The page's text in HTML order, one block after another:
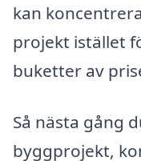
kan
projekt istället
buketter av
Så nästa gång
byggprojekt,